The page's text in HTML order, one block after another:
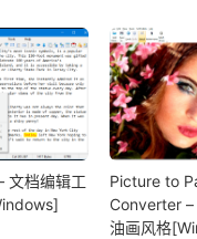
文档编辑工
Picture to
Converter
油画风格